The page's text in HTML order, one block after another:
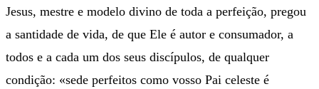
Jesus, mestre e modelo divino de toda a perfeição, pregou
a santidade de vida, de que Ele é autor e consumador, a
todos e a cada um dos seus discípulos, de qualquer
condição: «sede perfeitos como vosso Pai celeste é